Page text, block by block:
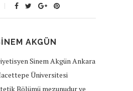
AKGÜN
Sinem Akgün Ankara
Üniversitesi
Bölümü mezunudur ve